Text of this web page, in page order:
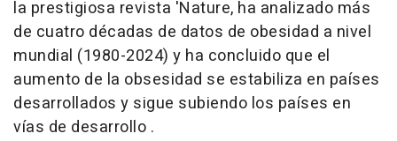
la prestigiosa revista 'Nature, ha analizado más
de cuatro décadas de datos de obesidad a nivel
mundial (1980-2024) y ha concluido que el
aumento de la obsesidad se estabiliza en países
desarrollados y sigue subiendo los países en
vías de desarrollo .